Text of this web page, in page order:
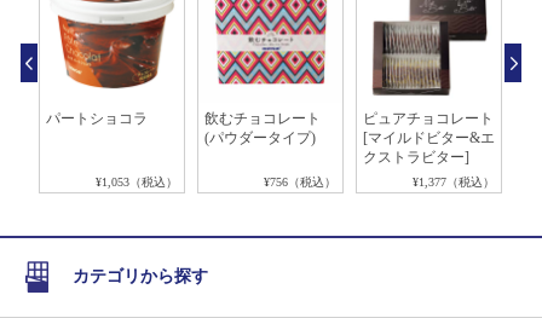
パートショコラ
¥1,053（税込）
飲むチョコレート
(パウダータイプ)
¥756（税込）
ピュアチョコレート
[マイルドビター&エ
クストラビター]
¥1,377（税込）
カテゴリから探す